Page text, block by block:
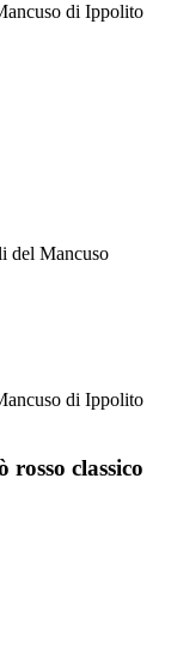
classico